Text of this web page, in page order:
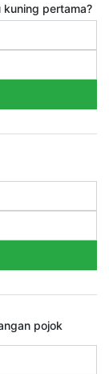
pertama?
pojok